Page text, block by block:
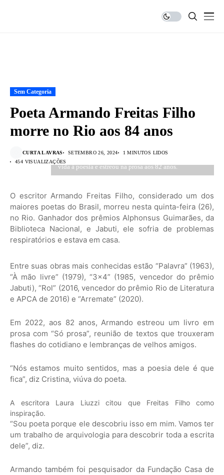
Sem Categoria
Poeta Armando Freitas Filho
morre no Rio aos 84 anos
CURTA LAVRAS SETEMBRO 26, 2024
1 MINUTOS LIDOS
454 VISUALIZAÇÕES
Criado na Urca, autor dedicou mais de seis décadas de
vida à poesia e estreou na prosa aos 82 anos.
O escritor Armando Freitas Filho, considerado um dos
maiores poetas do Brasil, morreu nesta quinta-feira (26),
no Rio. Ganhador dos prêmios Alphonsus Guimarães, da
Biblioteca Nacional, e Jabuti, ele sofria de problemas
respiratórios e estava em casa.
Entre suas obras mais conhecidas estão “Palavra” (1963),
“À mão livre” (1979), “3×4” (1985, vencedor do prêmio
Jabuti), “Rol” (2016, vencedor do prêmio Rio de Literatura
e APCA de 2016) e “Arremate” (2020).
Em 2022, aos 82 anos, Armando estreou um livro em
prosa com “Só prosa”, reunião de textos que trouxeram
flashes do cotidiano e lembranças de velhos amigos.
“Nós estamos muito sentidos, mas a poesia dele é que
fica”, diz Cristina, viúva do poeta.
A escritora Laura Liuzzi citou que Freitas Filho como
inspiração.
“Sou poeta porque ele descobriu isso em mim. Vamos ter
um trabalho de arquivologia para descobrir toda a escrita
dele”, diz.
Armando também foi pesquisador da Fundação Casa de